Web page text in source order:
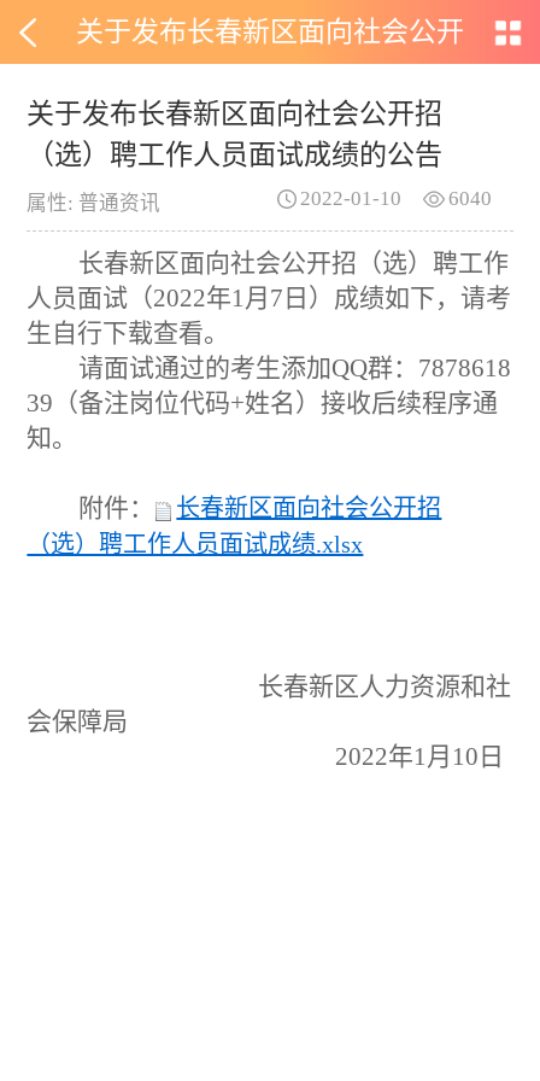
关于发布长春新区面向社会公开
招（选）聘工作人员面试成绩的
公告
关于发布长春新区面向社会公开招
（选）聘工作人员面试成绩的公告
属性: 普通资讯 6040
2022-01-10
长春新区面向社会公开招（选）聘工作
人员面试（2022年1月7日）成绩如下，请考
生自行下载查看。
请面试通过的考生添加QQ群：7878618
39（备注岗位代码+姓名）接收后续程序通
知。
附件：
长春新区面向社会公开招
（选）聘工作人员面试成绩.xlsx
长春新区人力资源和社
会保障局
2022年1月10日